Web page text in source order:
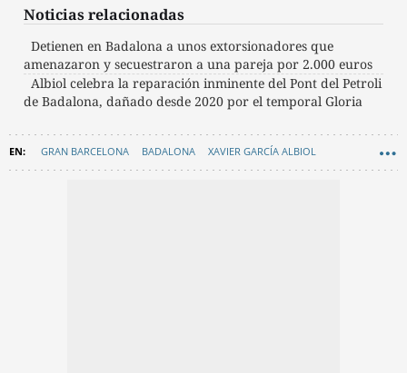
Noticias relacionadas
Detienen en Badalona a unos extorsionadores que
amenazaron y secuestraron a una pareja por 2.000 euros
Albiol celebra la reparación inminente del Pont del Petroli
de Badalona, dañado desde 2020 por el temporal Gloria
GRAN BARCELONA BADALONA XAVIER GARCÍA ALBIOL